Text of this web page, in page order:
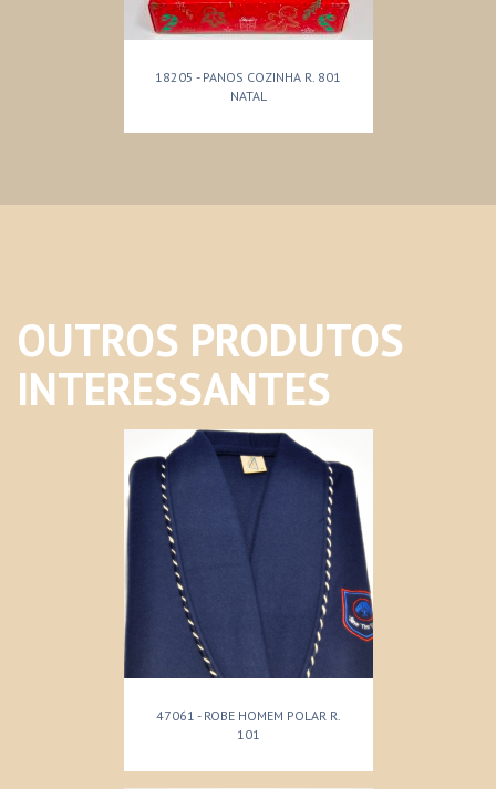
18205 - PANOS COZINHA R. 801
NATAL
OUTROS PRODUTOS
INTERESSANTES
47061 - ROBE HOMEM POLAR R.
101